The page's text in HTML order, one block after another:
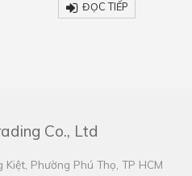
ĐỌC TIẾP
Co., Ltd
Phường Phú Thọ, TP HCM